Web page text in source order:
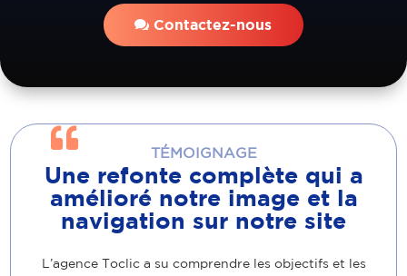
Contactez-nous
TÉMOIGNAGE
Une refonte complète qui a
amélioré notre image et la
navigation sur notre site
L’agence Toclic a su comprendre les objectifs et les
